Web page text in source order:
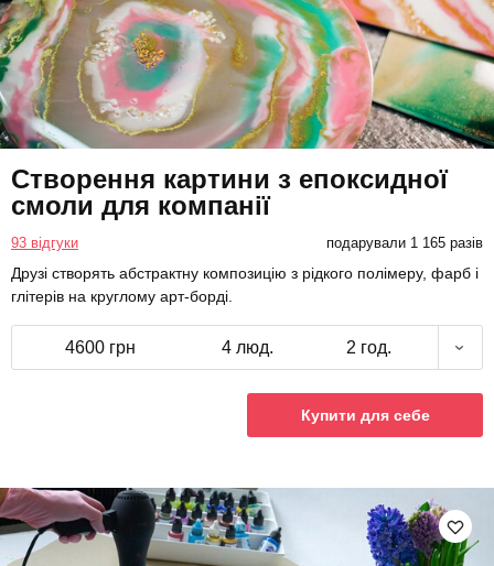
Створення картини з епоксидної
смоли для компанії
93 відгуки подарували 1 165 разів
Друзі створять абстрактну композицію з рідкого полімеру, фарб і
глітерів на круглому арт-борді.
4600 грн 4 люд. 2 год.
Купити для себе